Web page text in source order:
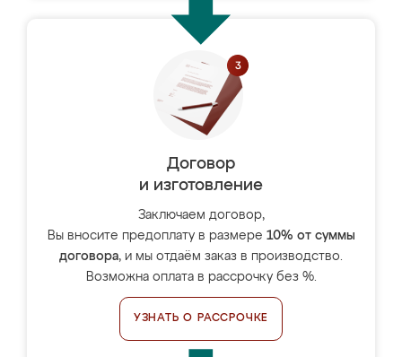
Договор
и изготовление
Заключаем договор,
Вы вносите предоплату в размере 10% от суммы
договора, и мы отдаём заказ в производство.
Возможна оплата в рассрочку без %.
УЗНАТЬ О РАССРОЧКЕ